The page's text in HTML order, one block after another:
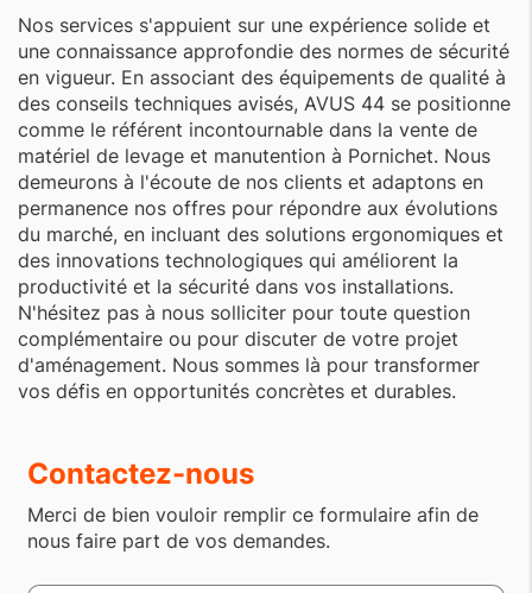
Nos services s'appuient sur une expérience solide et
une connaissance approfondie des normes de sécurité
en vigueur. En associant des équipements de qualité à
des conseils techniques avisés, AVUS 44 se positionne
comme le référent incontournable dans la vente de
matériel de levage et manutention à Pornichet. Nous
demeurons à l'écoute de nos clients et adaptons en
permanence nos offres pour répondre aux évolutions
du marché, en incluant des solutions ergonomiques et
des innovations technologiques qui améliorent la
productivité et la sécurité dans vos installations.
N'hésitez pas à nous solliciter pour toute question
complémentaire ou pour discuter de votre projet
d'aménagement. Nous sommes là pour transformer
vos défis en opportunités concrètes et durables.
Contactez-nous
Merci de bien vouloir remplir ce formulaire afin de
nous faire part de vos demandes.